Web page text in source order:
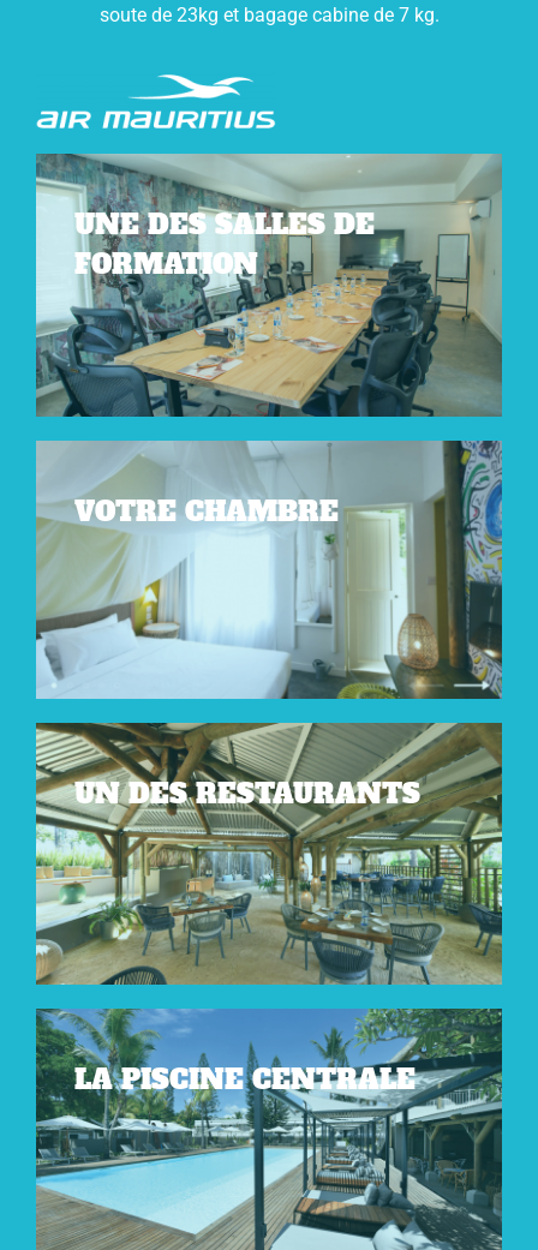
soute de 23kg et bagage cabine de 7 kg.
UNE DES SALLES DE
FORMATION
VOTRE CHAMBRE
UN DES RESTAURANTS
LA PISCINE CENTRALE